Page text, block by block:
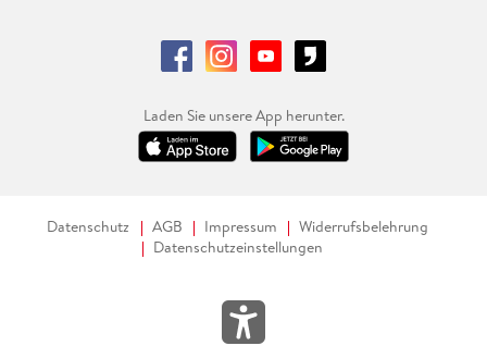
Laden Sie unsere App herunter.
Datenschutz AGB Impressum
Widerrufsbelehrung
Datenschutzeinstellungen